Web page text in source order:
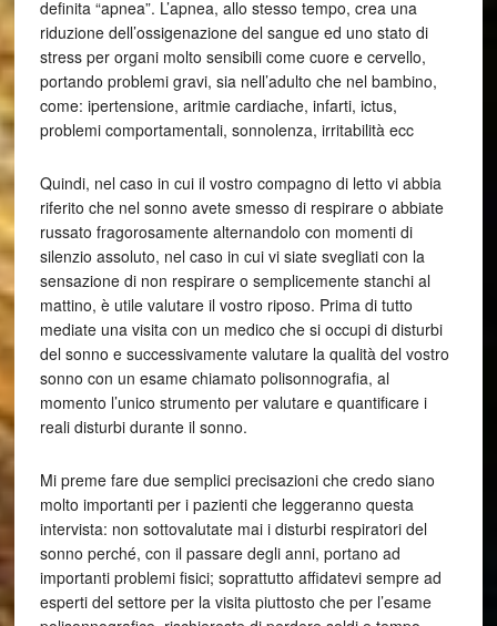
definita “apnea”. L’apnea, allo stesso tempo, crea una
riduzione dell’ossigenazione del sangue ed uno stato di
stress per organi molto sensibili come cuore e cervello,
portando problemi gravi, sia nell’adulto che nel bambino,
come: ipertensione, aritmie cardiache, infarti, ictus,
problemi comportamentali, sonnolenza, irritabilità ecc
Quindi, nel caso in cui il vostro compagno di letto vi abbia
riferito che nel sonno avete smesso di respirare o abbiate
russato fragorosamente alternandolo con momenti di
silenzio assoluto, nel caso in cui vi siate svegliati con la
sensazione di non respirare o semplicemente stanchi al
mattino, è utile valutare il vostro riposo. Prima di tutto
mediate una visita con un medico che si occupi di disturbi
del sonno e successivamente valutare la qualità del vostro
sonno con un esame chiamato polisonnografia, al
momento l’unico strumento per valutare e quantificare i
reali disturbi durante il sonno.
Mi preme fare due semplici precisazioni che credo siano
molto importanti per i pazienti che leggeranno questa
intervista: non sottovalutate mai i disturbi respiratori del
sonno perché, con il passare degli anni, portano ad
importanti problemi fisici; soprattutto affidatevi sempre ad
esperti del settore per la visita piuttosto che per l’esame